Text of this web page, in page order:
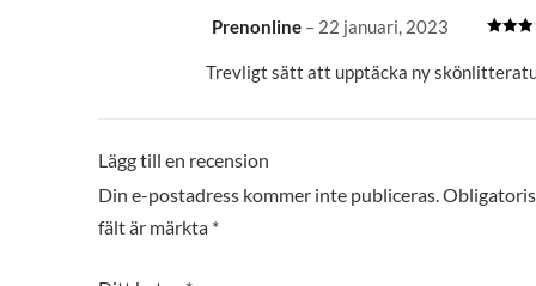
Prenonline – 22 januari, 2023
Trevligt sätt att upptäcka ny
Lägg till en recension
Din e-postadress kommer inte publiceras.
fält är märkta *